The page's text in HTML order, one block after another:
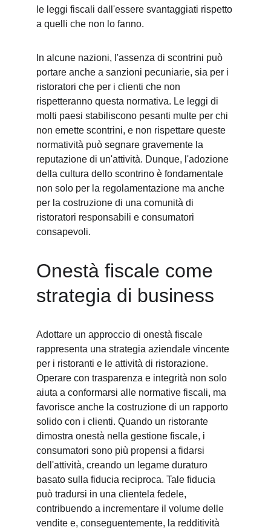
le leggi fiscali dall'essere svantaggiati rispetto
a quelli che non lo fanno.
In alcune nazioni, l'assenza di scontrini può
portare anche a sanzioni pecuniarie, sia per i
ristoratori che per i clienti che non
rispetteranno questa normativa. Le leggi di
molti paesi stabiliscono pesanti multe per chi
non emette scontrini, e non rispettare queste
normatività può segnare gravemente la
reputazione di un'attività. Dunque, l'adozione
della cultura dello scontrino è fondamentale
non solo per la regolamentazione ma anche
per la costruzione di una comunità di
ristoratori responsabili e consumatori
consapevoli.
Onestà fiscale come
strategia di business
Adottare un approccio di onestà fiscale
rappresenta una strategia aziendale vincente
per i ristoranti e le attività di ristorazione.
Operare con trasparenza e integrità non solo
aiuta a conformarsi alle normative fiscali, ma
favorisce anche la costruzione di un rapporto
solido con i clienti. Quando un ristorante
dimostra onestà nella gestione fiscale, i
consumatori sono più propensi a fidarsi
dell'attività, creando un legame duraturo
basato sulla fiducia reciproca. Tale fiducia
può tradursi in una clientela fedele,
contribuendo a incrementare il volume delle
vendite e, conseguentemente, la redditività